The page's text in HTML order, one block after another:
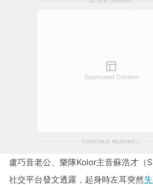
Sponsored Content
CONTINUE READING
盧巧音老公、樂隊Kolor主音蘇浩才（
社交平台發文透露，起身時左耳突然